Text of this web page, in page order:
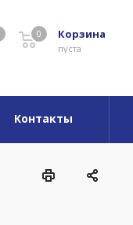
Корзина
пуста
0
Контакты